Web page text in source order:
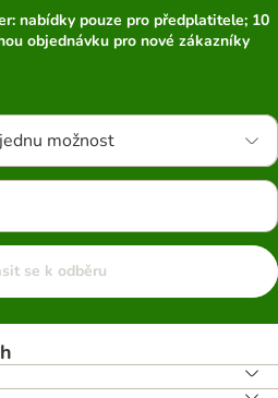
nabídky pouze pro předplatitele; 10
objednávku pro nové zákazníky
možnost
se k odběru